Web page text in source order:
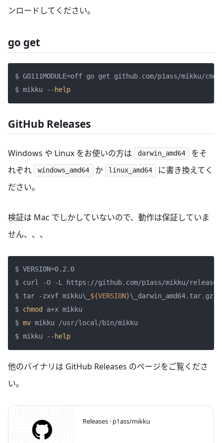
ンロードしてください。
go get
$ GO111MODULE=off go get github.com/p1ass/mikku/
$ mikku -- help
GitHub Releases
Windows や Linux をお使いの方は darwin_amd64
をそ
れぞれ
windows_amd64 か linux_amd64
に書き換えてく
ださい。
検証は Mac でしかしていないので、動作は保証していま
せん、、、
$ VERSION=0.2.0
$ curl -O -L https://github.com/p1ass/mikku/
$ tar -zxvf mikku\_ ${VERSION}\_darwin_amd64.tar.gz
$ chmod a+x mikku
$ mv mikku /usr/local/bin/mikku
$ mikku -- help
他のバイナリは GitHub Releases のページをご覧くださ
い。
Releases · p1ass/mikku